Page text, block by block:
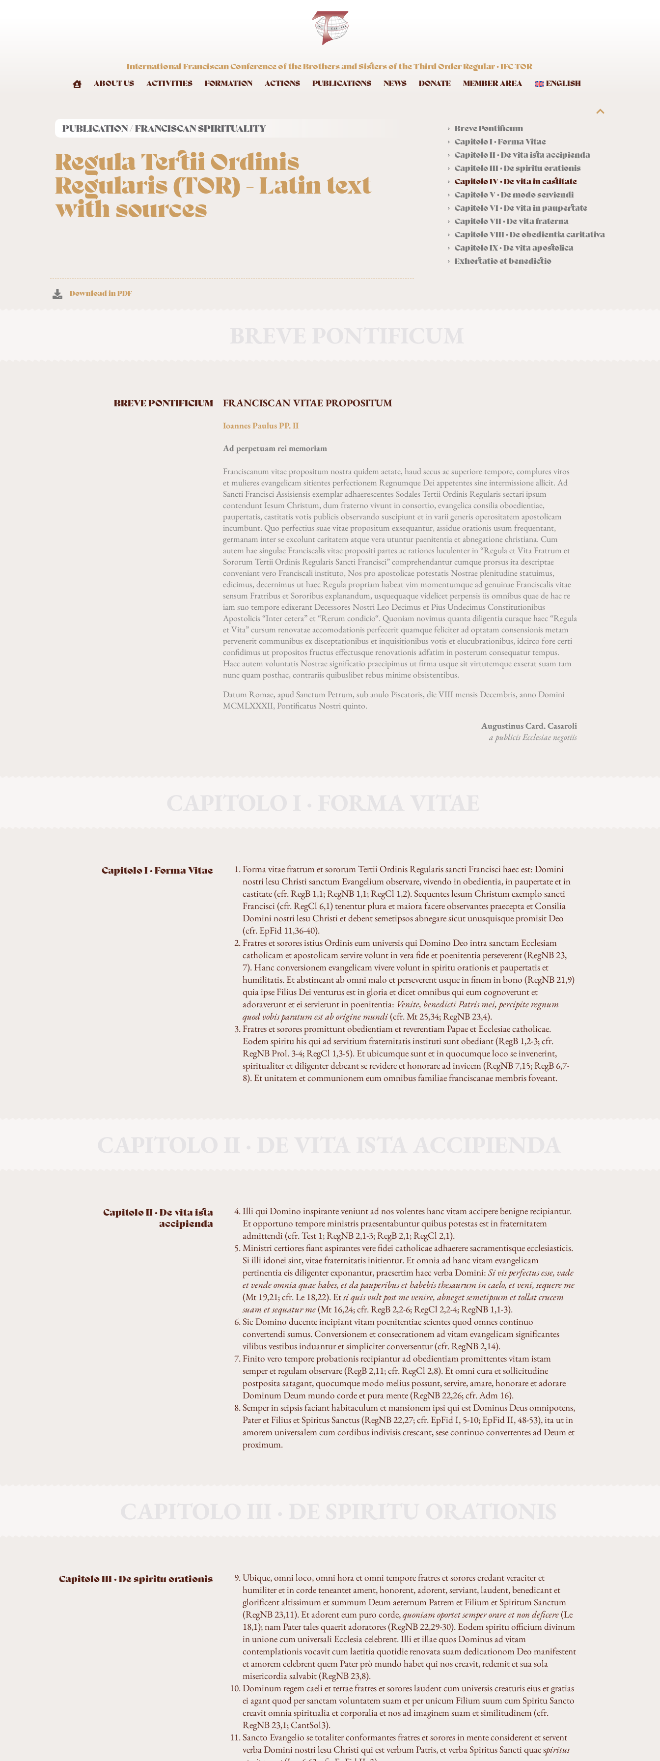
International Franciscan Conference of the Brothers and Sisters of the Third Order Regular · IFC-TOR
ABOUT US ACTIVITIES FORMATION ACTIONS PUBLICATIONS NEWS DONATE MEMBER AREA ENGLISH
PUBLICATION / FRANCISCAN SPIRITUALITY
Regula Tertii Ordinis
Regularis (TOR) - Latin text
with sources
Breve Pontificum
Capitolo I · Forma Vitae
Capitolo II · De vita ista accipienda
Capitolo III · De spiritu orationis
Capitolo IV · De vita in castitate
Capitolo V · De modo serviendi
Capitolo VI · De vita in paupertate
Capitolo VII · De vita fraterna
Capitolo VIII · De obedientia caritativa
Capitolo IX · De vita apostolica
Exhortatio et benedictio
Download in PDF
BREVE PONTIFICIUM FRANCISCAN VITAE PROPOSITUM
Ioannes Paulus PP. II
Ad perpetuam rei memoriam
Franciscanum vitae propositum nostra quidem aetate, haud secus ac superiore tempore, complures viros
et mulieres evangelicam sitientes perfectionem Regnumque Dei appetentes sine intermissione allicit. Ad
Sancti Francisci Assisiensis exemplar adhaerescentes Sodales Tertii Ordinis Regularis sectari ipsum
contendunt Iesum Christum, dum fraterno vivunt in consortio, evangelica consilia oboedientiae,
paupertatis, castitatis votis publicis observando suscipiunt et in varii generis operositatem apostolicam
incumbunt. Quo perfectius suae vitae propositum exsequantur, assidue orationis usum frequentant,
germanam inter se excolunt caritatem atque vera utuntur paenitentia et abnegatione christiana. Cum
autem hae singulae Franciscalis vitae propositi partes ac rationes luculenter in “Regula et Vita Fratrum et
Sororum Tertii Ordinis Regularis Sancti Francisci” comprehendantur cumque prorsus ita descriptae
conveniant vero Franciscali instituto, Nos pro apostolicae potestatis Nostrae plenitudine statuimus,
edicimus, decernimus ut haec Regula propriam habeat vim momentumque ad genuinae Franciscalis vitae
sensum Fratribus et Sororibus explanandum, usquequaque videlicet perpensis iis omnibus quae de hac re
iam suo tempore edixerant Decessores Nostri Leo Decimus et Pius Undecimus Constitutionibus
Apostolicis “Inter cetera” et “Rerum condicio“. Quoniam novimus quanta diligentia curaque haec “Regula
et Vita” cursum renovatae accomodationis perfecerit quamque feliciter ad optatam consensionis metam
pervenerit communibus ex disceptationibus et inquisitionibus votis et elucubrationibus, idcirco fore certi
confidimus ut propositos fructus effectusque renovationis adfatim in posterum consequatur tempus.
Haec autem voluntatis Nostrae significatio praecipimus ut firma usque sit virtutemque exserat suam tam
nunc quam posthac, contrariis quibuslibet rebus minime obsistentibus.
Datum Romae, apud Sanctum Petrum, sub anulo Piscatoris, die VIII mensis Decembris, anno Domini
MCMLXXXII, Pontificatus Nostri quinto.
Augustinus Card. Casaroli
a publicis Ecclesiae negotiis
Capitolo I · Forma Vitae
Forma vitae fratrum et sororum Tertii Ordinis Regularis sancti Francisci haec est: Domini
nostri lesu Christi sanctum Evangelium observare, vivendo in obedientia, in paupertate et in
castitate (cfr. RegB 1,1; RegNB 1,1; RegCl 1,2). Sequentes lesum Christum exemplo sancti
Francisci (cfr. RegCl 6,1) tenentur plura et maiora facere observantes praecepta et Consilia
Domini nostri lesu Christi et debent semetipsos abnegare sicut unusquisque promisit Deo
(cfr. EpFid 11,36-40).
Fratres et sorores istius Ordinis eum universis qui Domino Deo intra sanctam Ecclesiam
catholicam et apostolicam servire volunt in vera fide et poenitentia perseverent (RegNB 23,
7). Hanc conversionem evangelicam vivere volunt in spiritu orationis et paupertatis et
humilitatis. Et abstineant ab omni malo et perseverent usque in finem in bono (RegNB 21,9)
quia ipse Filius Dei venturus est in gloria et dicet omnibus qui eum cognoverunt et
adoraverunt et ei servierunt in poenitentia: Venite, benedicti Patris mei, percipite regnum
quod vobis paratum est ab origine mundi(cfr. Mt 25,34; RegNB 23,4).
Fratres et sorores promittunt obedientiam et reverentiam Papae et Ecclesiae catholicae.
Eodem spiritu his qui ad servitium fraternitatis instituti sunt obediant (RegB 1,2-3; cfr.
RegNB Prol. 3-4; RegCl 1,3-5). Et ubicumque sunt et in quocumque loco se invenerint,
spiritualiter et diligenter debeant se revidere et honorare ad invicem (RegNB 7,15; RegB 6,7-
8). Et unitatem et communionem eum omnibus familiae franciscanae membris foveant.
Capitolo II · De vita ista
accipienda
Illi qui Domino inspirante veniunt ad nos volentes hanc vitam accipere benigne recipiantur.
Et opportuno tempore ministris praesentabuntur quibus potestas est in fraternitatem
admittendi (cfr. Test 1; RegNB 2,1-3; RegB 2,1; RegCl 2,1).
Ministri certiores fiant aspirantes vere fidei catholicae adhaerere sacramentisque ecclesiasticis.
Si illi idonei sint, vitae fraternitatis initientur. Et omnia ad hanc vitam evangelicam
pertinentia eis diligenter exponantur, praesertim haec verba Domini:Si vis perfectus esse, vade
et vende omnia quae habes, et da pauperibus et habebis thesaurum in caelo, et veni, sequere me
(Mt 19,21; cfr. Le 18,22). Etsi quis vult post me venire, abneget semetipsum et tollat crucem
suam et sequatur me(Mt 16,24; cfr. RegB 2,2-6; RegCl 2,2-4; RegNB 1,1-3).
Sic Domino ducente incipiant vitam poenitentiae scientes quod omnes continuo
convertendi sumus. Conversionem et consecrationem ad vitam evangelicam significantes
vilibus vestibus induantur et simpliciter conversentur (cfr. RegNB 2,14).
Finito vero tempore probationis recipiantur ad obedientiam promittentes vitam istam
semper et regulam observare (RegB 2,11; cfr. RegCl 2,8). Et omni cura et sollicitudine
postposita satagant, quocumque modo melius possunt, servire, amare, honorare et adorare
Dominum Deum mundo corde et pura mente (RegNB 22,26; cfr. Adm 16).
Semper in seipsis faciant habitaculum et mansionem ipsi qui est Dominus Deus omnipotens,
Pater et Filius et Spiritus Sanctus (RegNB 22,27; cfr. EpFid I, 5-10; EpFid II, 48-53), ita ut in
amorem universalem cum cordibus indivisis crescant, sese continuo convertentes ad Deum et
proximum.
CAPITOLO III · DE SPIRITU ORATIONIS
Capitolo III · De spiritu orationis
Ubique, omni loco, omni hora et omni tempore fratres et sorores credant veraciter et
humiliter et in corde teneantet ament, honorent, adorent, serviant, laudent, benedicant et
glorificent altissimum et summum Deum aeternum Patrem et Filium et Spiritum Sanctum
(RegNB 23,11). Et adorent eum puro corde,quoniam oportet semper orare et non deficere(Le
18,1); nam Pater tales quaerit adoratores (RegNB 22,29-30). Eodem spiritu officium divinum
in unione cum universali Ecclesia celebrent. Illi et illae quos Dominus ad vitam
contemplationis vocavit cum laetitia quotidie renovata suam dedicationom Deo manifestent
et amorem celebrent quem Pater prò mundo habet qui nos creavit, redemit et sua sola
misericordia salvabit (RegNB 23,8).
Dominum regem caeli et terrae fratres et sorores laudent cum universis creaturis eius et gratias
ei agant quod per sanctam voluntatem suam et per unicum Filium suum cum Spiritu Sancto
creavit omnia spiritualia et corporalia et nos ad imaginem suam et similitudinem (cfr.
RegNB 23,1; CantSol3).
Sancto Evangelio se totaliter conformantes fratres et sorores in mente considerent et servent
verba Domini nostri lesu Christi qui est verbum Patris, et verba Spiritus Sancti quae spiritus